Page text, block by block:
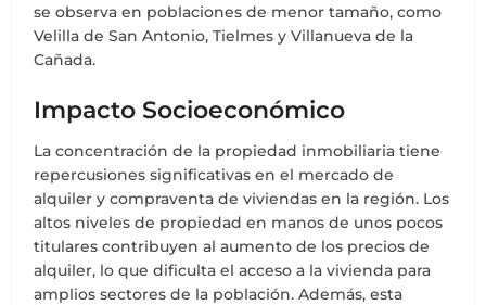
se observa en poblaciones de menor tamaño, como
Velilla de San Antonio, Tielmes y Villanueva de la
Cañada.
Impacto Socioeconómico
La concentración de la propiedad inmobiliaria tiene
repercusiones significativas en el mercado de
alquiler y compraventa de viviendas en la región. Los
altos niveles de propiedad en manos de unos pocos
titulares contribuyen al aumento de los precios de
alquiler, lo que dificulta el acceso a la vivienda para
amplios sectores de la población. Además, esta